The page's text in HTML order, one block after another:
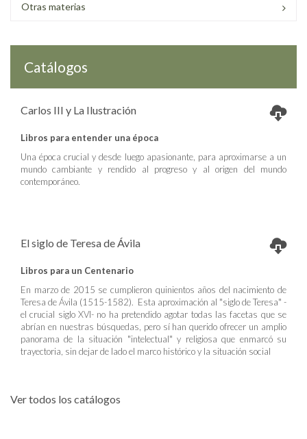
Otras materias
Catálogos
Carlos III y La Ilustración
Libros para entender una época
Una época crucial y desde luego apasionante, para aproximarse a un
mundo cambiante y rendido al progreso y al origen del mundo
contemporáneo.
El siglo de Teresa de Ávila
Libros para un Centenario
En marzo de 2015 se cumplieron quinientos años del nacimiento de
Teresa de Ávila (1515-1582). Esta aproximación al "siglo de Teresa" -
el crucial siglo XVI- no ha pretendido agotar todas las facetas que se
abrían en nuestras búsquedas, pero sí han querido ofrecer un amplio
panorama de la situación "intelectual" y religiosa que enmarcó su
trayectoria, sin dejar de lado el marco histórico y la situación social
Ver todos los catálogos